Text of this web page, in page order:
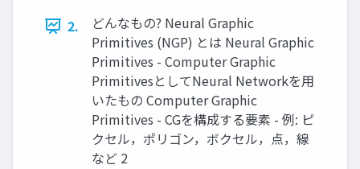
2.
どんなもの? Neural Graphic
Primitives (NGP) とは Neural Graphic
Primitives - Computer Graphic
PrimitivesとしてNeural Networkを用
いたもの Computer Graphic
Primitives - CGを構成する要素 - 例: ピ
クセル，ポリゴン，ボクセル，点，線
など 2